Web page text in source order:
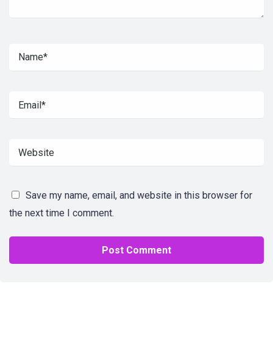
Save my name, email, and website in this browser for
the next time I comment.